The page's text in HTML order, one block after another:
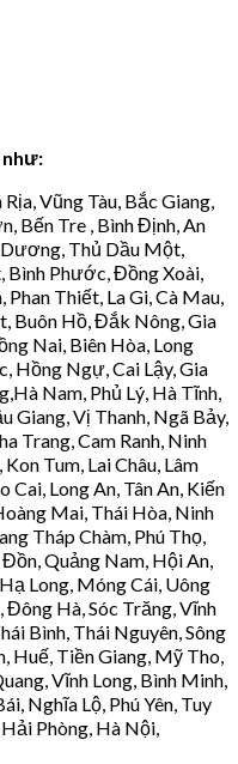
như:
Vũng Tàu, Bắc Giang,
Bến Tre , Bình Định, An
Thủ Dầu Một,
Bình Phước, Đồng Xoài,
Thiết, La Gi, Cà Mau,
Buôn Hồ, Đắk Nông, Gia
Nai, Biên Hòa, Long
Hồng Ngự, Cai Lậy, Gia
Nam, Phủ Lý, Hà Tĩnh,
Giang, Vị Thanh, Ngã Bảy,
Trang, Cam Ranh, Ninh
Tum, Lai Châu, Lâm
Cai, Long An, Tân An, Kiến
Mai, Thái Hòa, Ninh
Tháp Chàm, Phú Thọ,
Quảng Nam, Hội An,
Long, Móng Cái, Uông
Đông Hà, Sóc Trăng, Vĩnh
Bình, Thái Nguyên, Sông
Huế, Tiền Giang, Mỹ Tho,
Vĩnh Long, Bình Minh,
Nghĩa Lộ, Phú Yên, Tuy
Phòng, Hà Nội,